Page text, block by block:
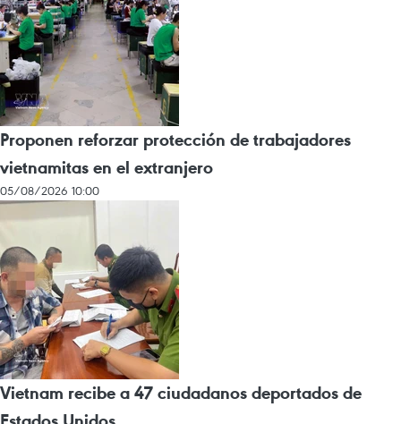
Proponen reforzar protección de trabajadores
vietnamitas en el extranjero
05/08/2026 10:00
Vietnam recibe a 47 ciudadanos deportados de